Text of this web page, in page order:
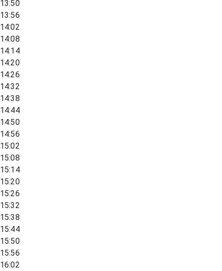
13:50
13:56
14:02
14:08
14:14
14:20
14:26
14:32
14:38
14:44
14:50
14:56
15:02
15:08
15:14
15:20
15:26
15:32
15:38
15:44
15:50
15:56
16:02